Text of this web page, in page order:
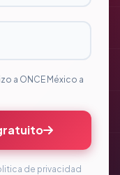
a ONCE México a
de privacidad